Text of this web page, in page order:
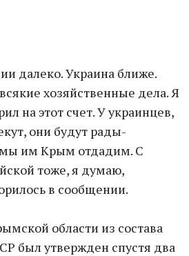
далеко. Украина ближе.
хозяйственные дела. Я
на этот счет. У украинцев,
они будут рады-
им Крым отдадим. С
тоже, я думаю,
в сообщении.
области из состава
был утвержден спустя два